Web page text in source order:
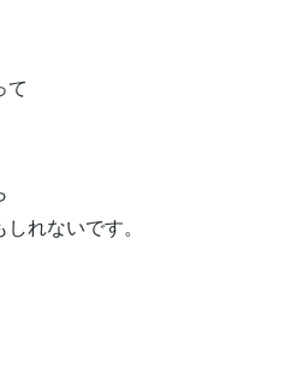
て
れないです。